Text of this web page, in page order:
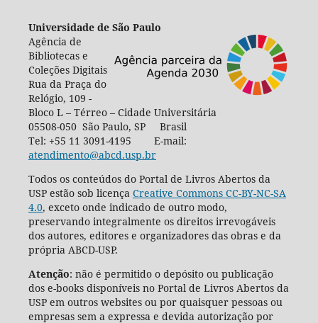
Universidade de São Paulo
Agência de
Bibliotecas e
Coleções Digitais
Rua da Praça do
Relógio, 109 -
Bloco L – Térreo – Cidade Universitária
05508-050 São Paulo, SP Brasil
Tel: +55 11 3091-4195 E-mail:
atendimento@abcd.usp.br
Todos os conteúdos do Portal de Livros Abertos da
USP estão sob licença Creative Commons CC-BY-NC-SA
4.0, exceto onde indicado de outro modo,
preservando integralmente os direitos irrevogáveis
dos autores, editores e organizadores das obras e da
própria ABCD-USP.
Atenção: não é permitido o depósito ou publicação
dos e-books disponíveis no Portal de Livros Abertos da
USP em outros websites ou por quaisquer pessoas ou
empresas sem a expressa e devida autorização por